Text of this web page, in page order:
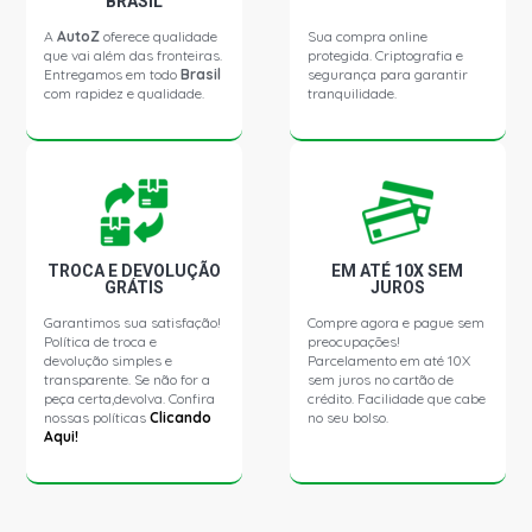
DOBLO HLX MINIVAN 1.8 8V POWERTRAIN FLEX (2007 -
2011)
DOBLO ADVENTURE-TRYON MINIVAN 1.8 8V
POWERTRAIN GASOLINA (2004 - 2020)
DOBLO CARGO MINIVAN 1.8 8V POWERTRAIN GASOLINA
(2004 - 2006)
DOBLO ELX MINIVAN 1.8 8V POWERTRAIN GASOLINA
DUCATO STD VAN 1.9 8V DIESEL (1990 - 1993)
DUCATO CARGO CURTO VAN 2.3 16V MULTIJET M9T 692
AAutoZ oferece qualidade
que vai além das fronteiras.
Entregamos em todoBrasil
com rapidez e qualidade.
Sua compra online
protegida. Criptografia e
segurança para garantir
tranquilidade.
TROCA E DEVOLUÇÃO
GRÁTIS
Garantimos sua satisfação!
Política de troca e
devolução simples e
transparente. Se não for a
peça certa,devolva. Confira
nossas políticasClicando
Aqui!
EM ATÉ 10X SEM
JUROS
Compre agora e pague sem
preocupações!
Parcelamento em até 10X
sem juros no cartão de
crédito. Facilidade que cabe
no seu bolso.